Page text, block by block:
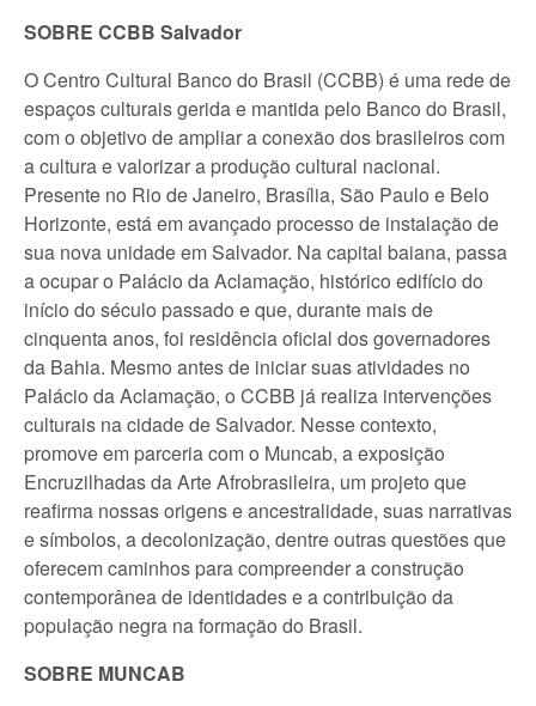
SOBRE CCBB Salvador
O Centro Cultural Banco do Brasil (CCBB) é uma rede de
espaços culturais gerida e mantida pelo Banco do Brasil,
com o objetivo de ampliar a conexão dos brasileiros com
a cultura e valorizar a produção cultural nacional.
Presente no Rio de Janeiro, Brasília, São Paulo e Belo
Horizonte, está em avançado processo de instalação de
sua nova unidade em Salvador. Na capital baiana, passa
a ocupar o Palácio da Aclamação, histórico edifício do
início do século passado e que, durante mais de
cinquenta anos, foi residência oficial dos governadores
da Bahia. Mesmo antes de iniciar suas atividades no
Palácio da Aclamação, o CCBB já realiza intervenções
culturais na cidade de Salvador. Nesse contexto,
promove em parceria com o Muncab, a exposição
Encruzilhadas da Arte Afrobrasileira, um projeto que
reafirma nossas origens e ancestralidade, suas narrativas
e símbolos, a decolonização, dentre outras questões que
oferecem caminhos para compreender a construção
contemporânea de identidades e a contribuição da
população negra na formação do Brasil.
SOBRE MUNCAB